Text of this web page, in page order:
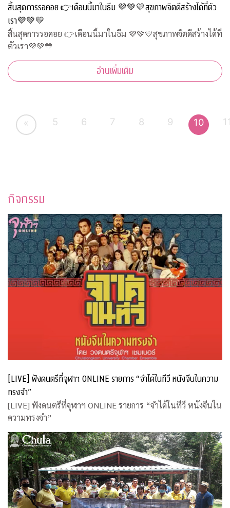
สิ้นสุดการรอคอย 👉เดือนนี้มาในธีม 💜💚💛สุขภาพจิตดีสร้างได้ที่ตัว
เรา💜💚💛
สิ้นสุดการรอคอย 👉เดือนนี้มาในธีม 💜💚💛สุขภาพจิตดีสร้างได้ที่
ตัวเรา💜💚💛
อ่านเพิ่มเติม
« 5 6 7 8 9 10
กิจกรรม
[LIVE] ฟังดนตรีที่จุฬาฯ ONLINE รายการ “จำได้ในทีวี หนังจีนในความ
ทรงจำ”
[LIVE] ฟังดนตรีที่จุฬาฯ ONLINE รายการ “จำได้ในทีวี หนังจีนใน
ความทรงจำ”